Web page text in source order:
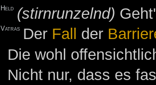
Held (stirnrunzelnd)
Vatras Der Fall der
Die wohl
Nicht nur, dass es